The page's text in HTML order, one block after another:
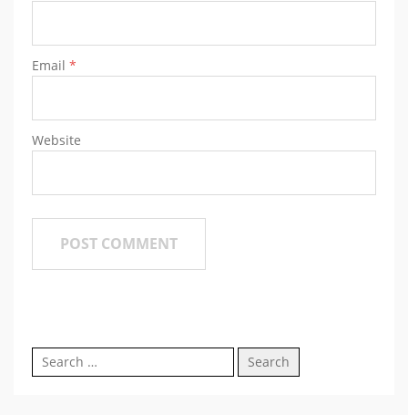
Email *
Website
Search
for: